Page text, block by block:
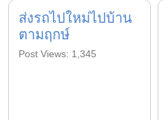
ส่งรถไปใหม่ไปบ้าน
ตามฤกษ์
Post Views: 1,345